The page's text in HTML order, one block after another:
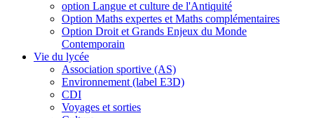
option Langue et culture de l'Antiquité
Option Maths expertes et Maths complémentaires
Option Droit et Grands Enjeux du Monde
Contemporain
Vie du lycée
Association sportive (AS)
Environnement (label E3D)
CDI
Voyages et sorties